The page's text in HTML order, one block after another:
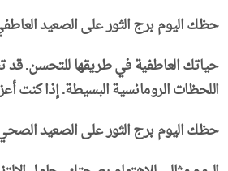
حظك اليوم برج الثور على الصعيد
حياتك العاطفية في طريقها للتحسن.
اللحظات الرومانسية البسيطة. إذا
حظك اليوم برج الثور على الصعيد